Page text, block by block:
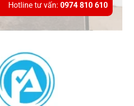
Hotline tư vấn: 0974 810 610